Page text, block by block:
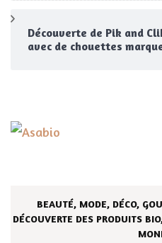
Découverte de Pik and
avec de chouettes
BEAUTÉ, MODE, DÉCO,
DÉCOUVERTE DES PRODUITS